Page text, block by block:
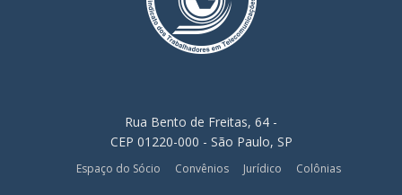
Rua Bento de Freitas, 64 -
CEP 01220-000 - São Paulo, SP
Espaço do Sócio Convênios Jurídico Colônias